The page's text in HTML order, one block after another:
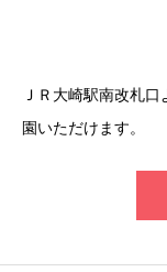
ＪＲ大崎駅南改札
園いただけます。